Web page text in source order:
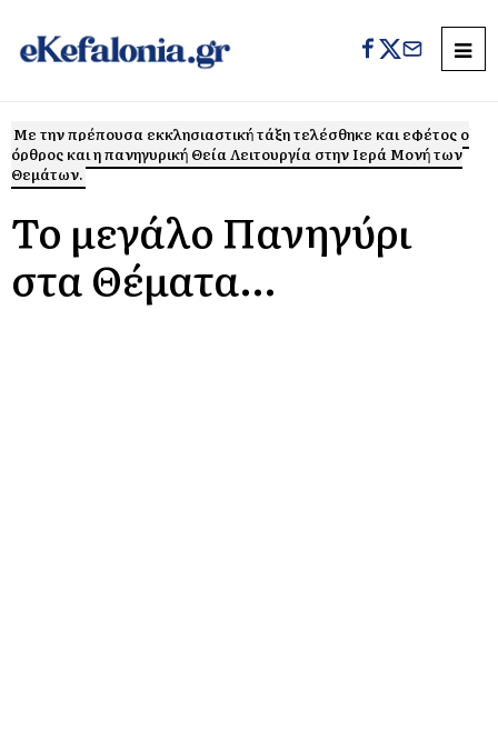
Με την πρέπουσα εκκλησιαστική τάξη τελέσθηκε και εφέτος ο
όρθρος και η πανηγυρική Θεία Λειτουργία στην Ιερά Μονή των
Θεμάτων.
Το μεγάλο Πανηγύρι
στα Θέματα…